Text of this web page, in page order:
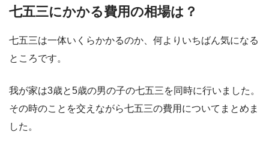
七五三にかかる費用の相場は？
七五三は一体いくらかかるのか、何よりいちばん気になる
ところです。
我が家は3歳と5歳の男の子の七五三を同時に行いました。
その時のことを交えながら七五三の費用についてまとめま
した。